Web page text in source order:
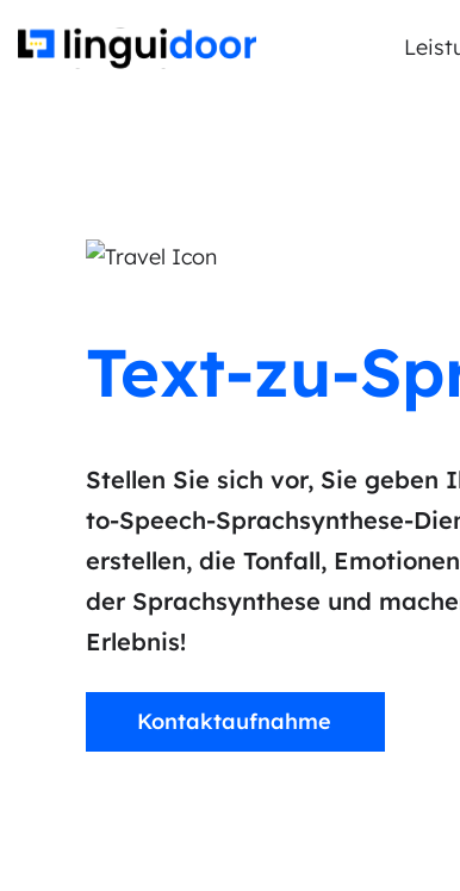
Text-zu-
Stellen Sie sich vor, Sie
to-Speech-Sprachsynthese-
erstellen, die Tonfall,
der Sprachsynthese und
Erlebnis!
Kontaktaufnahme